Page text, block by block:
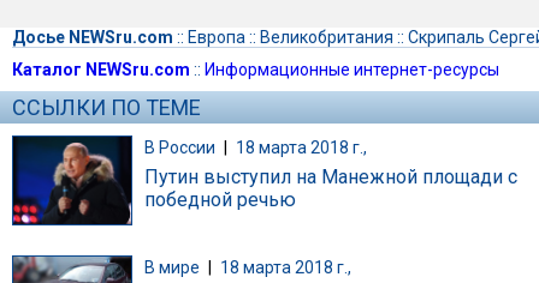
Досье NEWSru.com :: Европа :: Великобритания :: Скрипаль
Каталог NEWSru.com :: Информационные интернет-ресурсы
ССЫЛКИ ПО ТЕМЕ
В России | 18 марта 2018 г.,
Путин выступил на Манежной площади с
победной речью
В мире 18 марта 2018 г.,